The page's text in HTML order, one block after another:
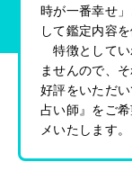
時が一番幸せ
して鑑定内容
特徴としてい
ませんので、
好評をいただ
占い師』をご
メいたします。